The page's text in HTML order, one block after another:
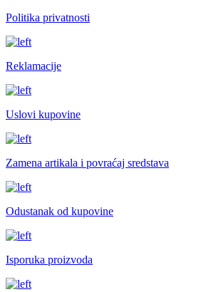
Politika privatnosti
Reklamacije
Uslovi kupovine
Zamena artikala i povraćaj sredstava
Odustanak od kupovine
Isporuka proizvoda